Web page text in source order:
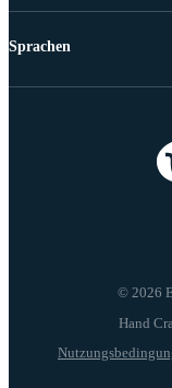
© 2026
Sprachen